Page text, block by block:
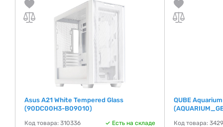
Asus A21 White Tempered Glass
(90DC00H3-B09010)
Код товара: 310336 Есть на складе
QUBE
Код товара: